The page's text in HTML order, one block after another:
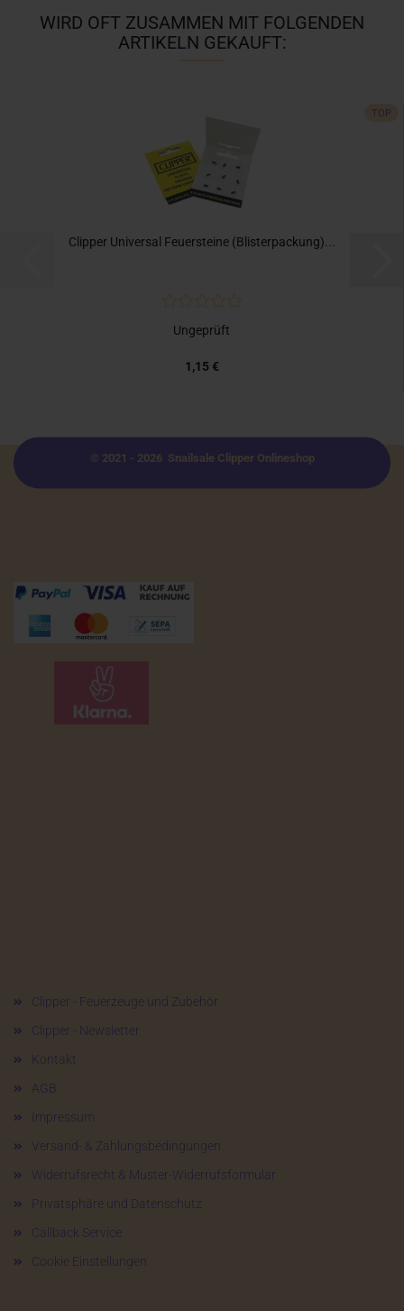
WIRD OFT ZUSAMMEN MIT FOLGENDEN
ARTIKELN GEKAUFT:
TOP
Clipper Universal Feuersteine (Blisterpackung)...
Ungeprüft
1,15 €
© 2021 - 2026 Snailsale Clipper Onlineshop
Clipper - Feuerzeuge und Zubehör
Clipper - Newsletter
Kontakt
AGB
Impressum
Versand- & Zahlungsbedingungen
Widerrufsrecht & Muster-Widerrufsformular
Privatsphäre und Datenschutz
Callback Service
Cookie Einstellungen